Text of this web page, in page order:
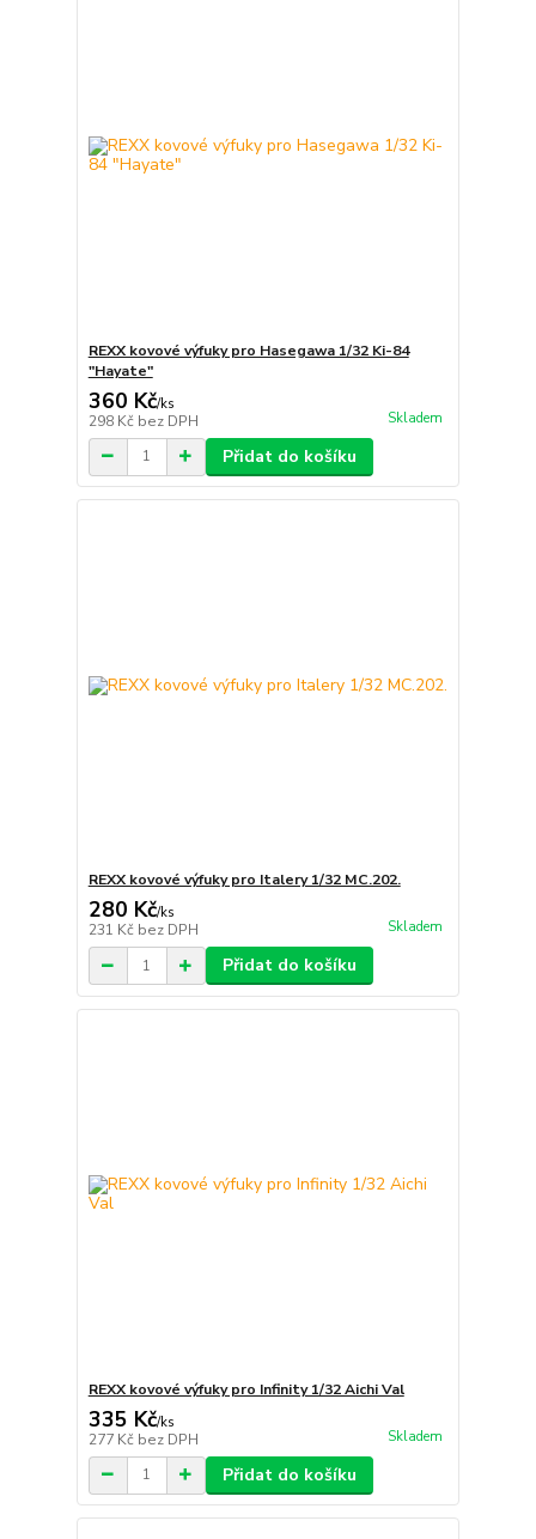
REXX kovové výfuky pro Hasegawa 1/32 Ki-84
"Hayate"
360 Kč/ks
298 Kč bez DPH Skladem
Přidat do košíku
REXX kovové výfuky pro Italery 1/32 MC.202.
280 Kč/ks
231 Kč bez DPH Skladem
Přidat do košíku
REXX kovové výfuky pro Infinity 1/32 Aichi Val
335 Kč/ks
277 Kč bez DPH Skladem
Přidat do košíku